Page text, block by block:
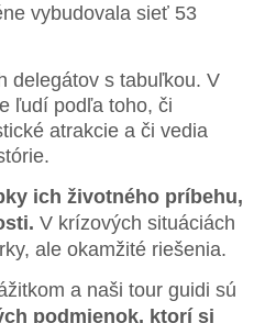
vybudovala sieť 53
delegátov s tabuľkou.V
ľudí podľa toho, či
atrakcie a či vedia
ich životného príbehu,
V krízových situáciách
ale okamžité riešenia.
a naši tour guidi sú
podmienok, ktorí si